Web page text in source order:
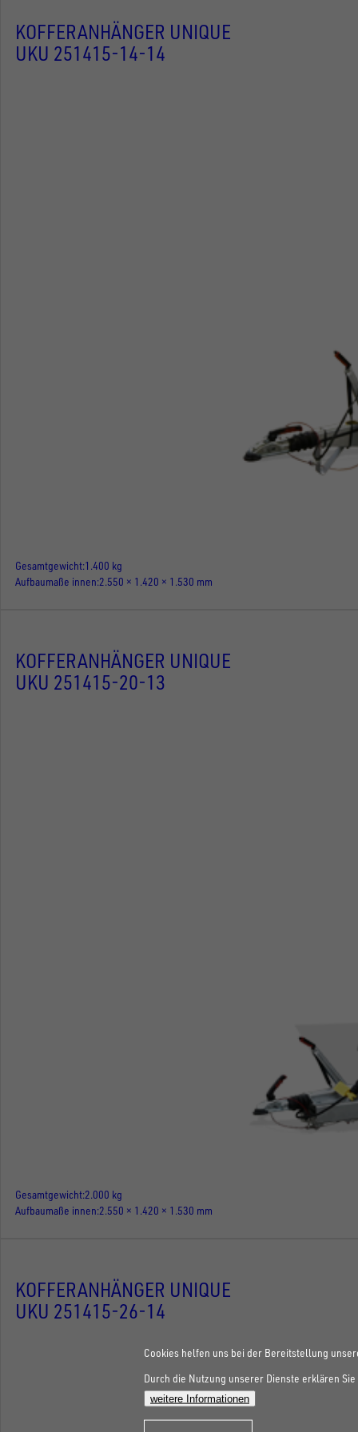
KOFFERANHÄNGER UNIQUE
UKU 251415-14-14
Gesamtgewicht 1.400 kg
Aufbaumaße innen 2.550 × 1.420 × 1.530 mm
KOFFERANHÄNGER UNIQUE
UKU 251415-20-13
Gesamtgewicht 2.000 kg
Aufbaumaße innen 2.550 × 1.420 × 1.530 mm
KOFFERANHÄNGER UNIQUE
UKU 251415-26-14
Cookies helfen uns bei der Bereitstellung
Durch die Nutzung unserer Dienste erklären
weitere Informationen